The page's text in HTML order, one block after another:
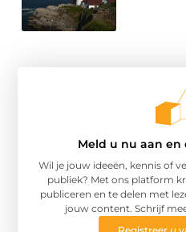
Meld u nu aan en
Wil je jouw ideeën, kennis of
publiek? Met ons platform
publiceren en te delen met
jouw content. Schrijf